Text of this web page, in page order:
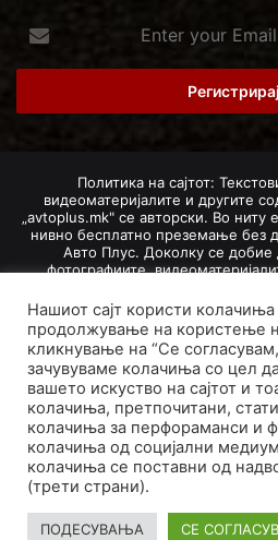
your
Email
Политика на сајтот:
видеоматеријалите и другите
„avtoplus.mk" се авторски. Во ниту
нивно бесплатно преземање без
Авто Плус. Доколку се добие
фотографиите,
изворот и авторот со вметнување
(линк) до оригиналната
добивање на одобрување од
текст, може да се превземе само
насловот, придружната
фотографија) и воведниот дел на
Преземање содржини од
не е дозволено и подложи на
Законот за авторски и
Developed by PROCESS
Нашиот сајт користи
продолжување на користење
кликнување на “Се
зачувуваме колачиња со цел
вашето искуство на сајтот и
колачиња, претпочитани,
колачиња за перфораманси и
колачиња од социјални
колачиња се поставни од
(трети страни).
ПОДЕСУВАЊА СЕ